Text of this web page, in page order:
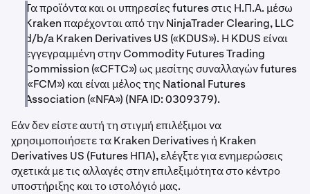
Τα προϊόντα και οι υπηρεσίες futures στις Η.Π.Α. μέσω
Kraken παρέχονται από την NinjaTrader Clearing, LLC
d/b/a Kraken Derivatives US («KDUS»). Η KDUS είναι
εγγεγραμμένη στην Commodity Futures Trading
Commission («CFTC») ως μεσίτης συναλλαγών futures
(«FCM») και είναι μέλος της National Futures
Association («NFA») (NFA ID: 0309379).
Εάν δεν είστε αυτή τη στιγμή επιλέξιμοι να
χρησιμοποιήσετε τα Kraken Derivatives ή Kraken
Derivatives US (Futures ΗΠΑ), ελέγξτε για ενημερώσεις
σχετικά με τις αλλαγές στην επιλεξιμότητα στο κέντρο
υποστήριξης και το ιστολόγιό μας.